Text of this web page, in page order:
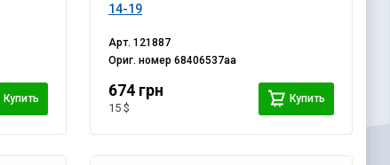
Купить
14-19
Арт.121887
Ориг. номер68406537aa
674 грн
15 $
Купить